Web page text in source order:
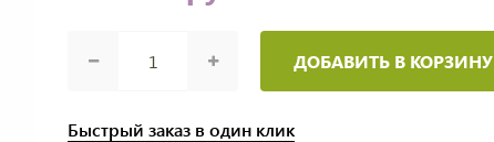
ДОБАВИТЬ В КОРЗИНУ
Быстрый заказ в один клик